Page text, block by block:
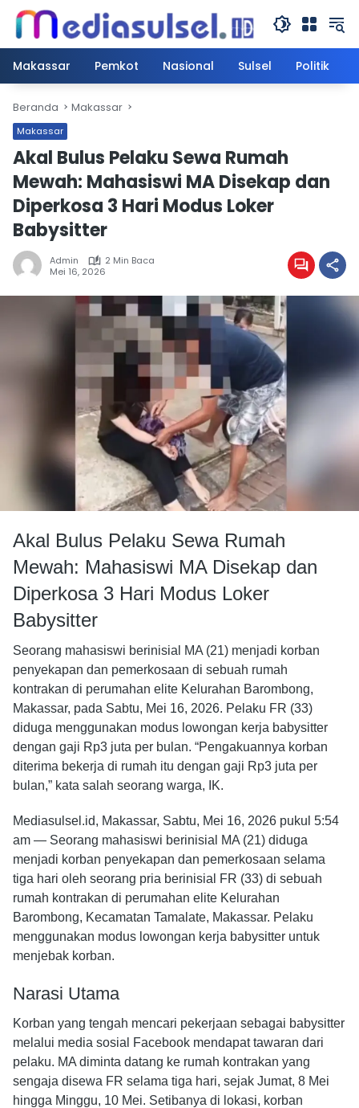
Langsung
konten
Makassar
Pemkot Nasional Sulsel Politik
Beranda Makassar
Makassar
Akal Bulus Pelaku Sewa Rumah
Mewah: Mahasiswi MA Disekap dan
Diperkosa 3 Hari Modus Loker
Babysitter
Admin
2 Min Baca
Mei 16, 2026
Akal Bulus Pelaku Sewa Rumah
Mewah: Mahasiswi MA Disekap dan
Diperkosa 3 Hari Modus Loker
Babysitter
Seorang mahasiswi berinisial MA (21) menjadi korban
penyekapan dan pemerkosaan di sebuah rumah
kontrakan di perumahan elite Kelurahan Barombong,
Makassar, pada Sabtu, Mei 16, 2026. Pelaku FR (33)
diduga menggunakan modus lowongan kerja babysitter
dengan gaji Rp3 juta per bulan. “Pengakuannya korban
diterima bekerja di rumah itu dengan gaji Rp3 juta per
bulan,” kata salah seorang warga, IK.
Mediasulsel.id, Makassar, Sabtu, Mei 16, 2026 pukul 5:54
am — Seorang mahasiswi berinisial MA (21) diduga
menjadi korban penyekapan dan pemerkosaan selama
tiga hari oleh seorang pria berinisial FR (33) di sebuah
rumah kontrakan di perumahan elite Kelurahan
Barombong, Kecamatan Tamalate, Makassar. Pelaku
menggunakan modus lowongan kerja babysitter untuk
menjebak korban.
Narasi Utama
Korban yang tengah mencari pekerjaan sebagai babysitter
melalui media sosial Facebook mendapat tawaran dari
pelaku. MA diminta datang ke rumah kontrakan yang
sengaja disewa FR selama tiga hari, sejak Jumat, 8 Mei
hingga Minggu, 10 Mei. Setibanya di lokasi, korban